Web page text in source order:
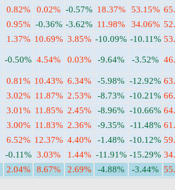
0.82% 0.02% -0.57% 18.37% 53.15%
0.95% -0.36% -3.62% 11.98% 34.06%
1.37% 10.69% 3.85% -10.09% -10.11%
-0.50% 4.54% 0.03% -9.64% -3.52%
0.81% 10.43% 6.34% -5.98% -12.92%
3.02% 11.87% 2.53% -8.73% -10.21%
3.01% 11.85% 2.45% -8.96% -10.66%
3.00% 11.83% 2.36% -9.35% -11.48%
6.52% 12.37% 4.40% -1.48% -10.12%
-0.11% 3.03% 1.44% -11.91% -15.29%
2.04% 8.67% 2.69% -4.88% -3.44%